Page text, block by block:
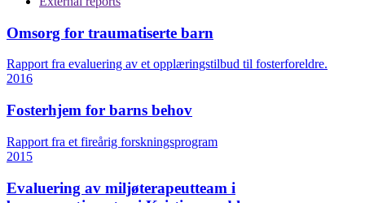
Omsorg for traumatiserte barn
Rapport fra evaluering av et opplæringstilbud til fosterforeldre.
2016
Fosterhjem for barns behov
Rapport fra et fireårig forskningsprogram
2015
Evaluering av miljøterapeutteam i